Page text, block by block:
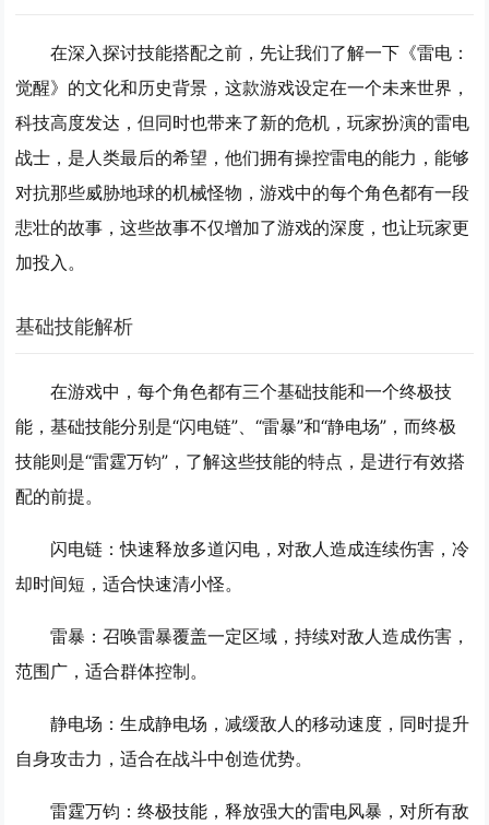
在深入探讨技能搭配之前，先让我们了解一下《雷电：
觉醒》的文化和历史背景，这款游戏设定在一个未来世界，
科技高度发达，但同时也带来了新的危机，玩家扮演的雷电
战士，是人类最后的希望，他们拥有操控雷电的能力，能够
对抗那些威胁地球的机械怪物，游戏中的每个角色都有一段
悲壮的故事，这些故事不仅增加了游戏的深度，也让玩家更
加投入。
基础技能解析
在游戏中，每个角色都有三个基础技能和一个终极技
能，基础技能分别是“闪电链”、“雷暴”和“静电场”，而终极
技能则是“雷霆万钧”，了解这些技能的特点，是进行有效搭
配的前提。
闪电链 ：快速释放多道闪电，对敌人造成连续伤害，冷
却时间短，适合快速清小怪。
雷暴 ：召唤雷暴覆盖一定区域，持续对敌人造成伤害，
范围广，适合群体控制。
静电场 ：生成静电场，减缓敌人的移动速度，同时提升
自身攻击力，适合在战斗中创造优势。
雷霆万钧 ：终极技能，释放强大的雷电风暴，对所有敌